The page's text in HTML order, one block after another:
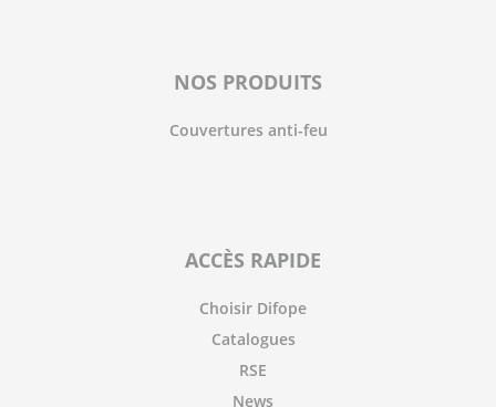
NOS PRODUITS
Couvertures anti-feu
ACCÈS RAPIDE
Choisir Difope
Catalogues
RSE
News